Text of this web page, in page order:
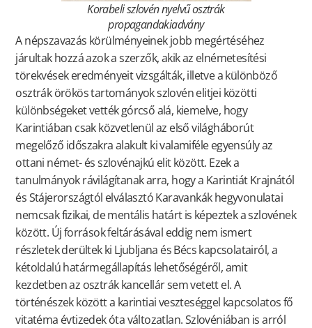
Korabeli szlovén nyelvű osztrák
propagandakiadvány
A népszavazás körülményeinek jobb megértéséhez
járultak hozzá azok a szerzők, akik az elnémetesítési
törekvések eredményeit vizsgálták, illetve a különböző
osztrák örökös tartományok szlovén elitjei közötti
különbségeket vették górcső alá, kiemelve, hogy
Karintiában csak közvetlenül az első világháborút
megelőző időszakra alakult ki valamiféle egyensúly az
ottani német- és szlovénajkú elit között. Ezek a
tanulmányok rávilágítanak arra, hogy a Karintiát Krajnától
és Stájerországtól elválasztó Karavankák hegyvonulatai
nemcsak fizikai, de mentális határt is képeztek a szlovének
között. Új források feltárásával eddig nem ismert
részletek derültek ki Ljubljana és Bécs kapcsolatairól, a
kétoldalú határmegállapítás lehetőségéről, amit
kezdetben az osztrák kancellár sem vetett el. A
történészek között a karintiai veszteséggel kapcsolatos fő
vitatéma évtizedek óta változatlan. Szlovéniában is arról